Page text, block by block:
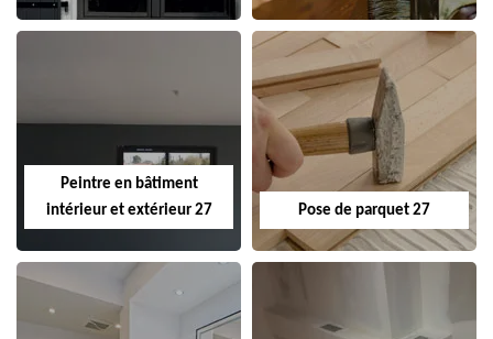
Peintre en bâtiment
intérieur et extérieur 27
Pose de parquet 27